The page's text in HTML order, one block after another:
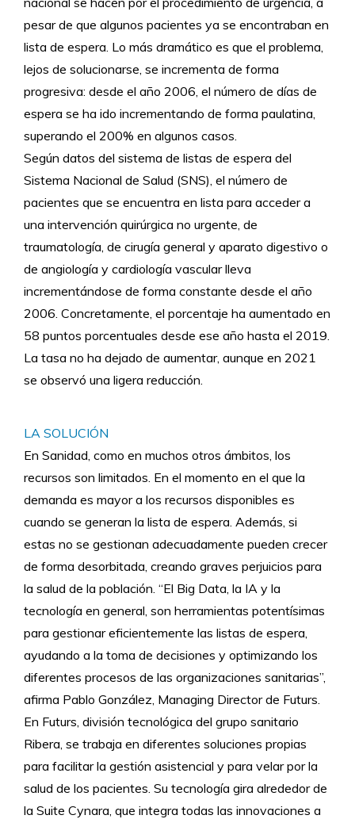
pesar de que algunos pacientes ya se encontraban en
lista de espera. Lo más dramático es que el problema,
lejos de solucionarse, se incrementa de forma
progresiva: desde el año 2006, el número de días de
espera se ha ido incrementando de forma paulatina,
superando el 200% en algunos casos.
Según datos del sistema de listas de espera del
Sistema Nacional de Salud (SNS), el número de
pacientes que se encuentra en lista para acceder a
una intervención quirúrgica no urgente, de
traumatología, de cirugía general y aparato digestivo o
de angiología y cardiología vascular lleva
incrementándose de forma constante desde el año
2006. Concretamente, el porcentaje ha aumentado en
58 puntos porcentuales desde ese año hasta el 2019.
La tasa no ha dejado de aumentar, aunque en 2021
se observó una ligera reducción.
LA SOLUCIÓN
En Sanidad, como en muchos otros ámbitos, los
recursos son limitados. En el momento en el que la
demanda es mayor a los recursos disponibles es
cuando se generan la lista de espera. Además, si
estas no se gestionan adecuadamente pueden crecer
de forma desorbitada, creando graves perjuicios para
la salud de la población. “El Big Data, la IA y la
tecnología en general, son herramientas potentísimas
para gestionar eficientemente las listas de espera,
ayudando a la toma de decisiones y optimizando los
diferentes procesos de las organizaciones sanitarias”,
afirma Pablo González, Managing Director de Futurs.
En Futurs, división tecnológica del grupo sanitario
Ribera, se trabaja en diferentes soluciones propias
para facilitar la gestión asistencial y para velar por la
salud de los pacientes. Su tecnología gira alrededor de
la Suite Cynara, que integra todas las innovaciones a